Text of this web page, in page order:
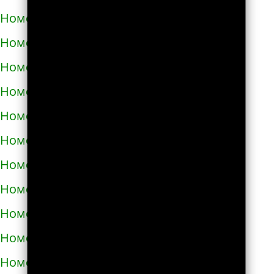
Номера телефонов такси в Богодухове
Номера телефонов такси в Богуславе
Номера телефонов такси в Болграде
Номера телефонов такси в Болехове
Номера телефонов такси в Борзне
Номера телефонов такси в Бориславе
Номера телефонов такси в Борисполе
Номера телефонов такси в Бородянке
Номера телефонов такси в Борщёве
Номера телефонов такси в Боярке
Номера телефонов такси в Броварах